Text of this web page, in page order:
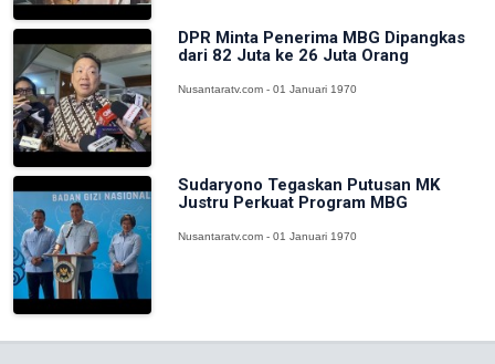
DPR Minta Penerima MBG Dipangkas
dari 82 Juta ke 26 Juta Orang
Nusantaratv.com - 01 Januari 1970
Sudaryono Tegaskan Putusan MK
Justru Perkuat Program MBG
Nusantaratv.com - 01 Januari 1970